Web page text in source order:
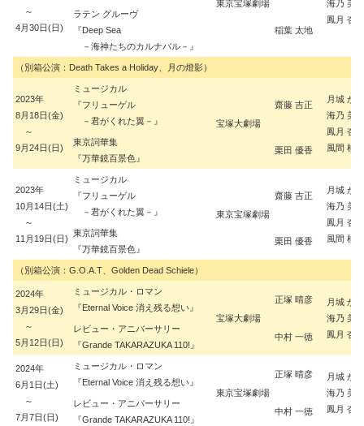
～
4月30日(日)
東京宝塚劇場
海乃 美月
鳳月 杏
ラテン グルーヴ
『Deep Sea
－海神たちのカルナバル－』
稲葉 太地
（別箱公演：Death Takes a Holiday、月の燈影）
2023年
8月18日(金)
～
9月24日(日)
ミュージカル
『フリューゲル
－君がくれた翼－』
宝塚大劇場
齋藤 吉正
月城 か
海乃 美月
鳳月 杏
風間 柚乃
東京詞華集
『万華鏡百景色』
栗田 優香
2023年
10月14日(土)
～
11月19日(日)
ミュージカル
『フリューゲル
－君がくれた翼－』
東京宝塚劇場
齋藤 吉正
月城 か
海乃 美月
鳳月 杏
風間 柚乃
東京詞華集
『万華鏡百景色』
栗田 優香
（別箱公演：G.O.A.T、Golden Dead Schiele）
2024年
3月29日(金)
～
5月12日(日)
ミュージカル・ロマン
『Eternal Voice 消え残る想い』
宝塚大劇場
正塚 晴彦
月城 か
海乃 美月
鳳月 杏
レビュー・アニバーサリー
『Grande TAKARAZUKA 110!』
中村 一徳
2024年
6月1日(土)
～
7月7日(日)
ミュージカル・ロマン
『Eternal Voice 消え残る想い』
東京宝塚劇場
正塚 晴彦
月城 か
海乃 美月
鳳月 杏
レビュー・アニバーサリー
『Grande TAKARAZUKA 110!』
中村 一徳